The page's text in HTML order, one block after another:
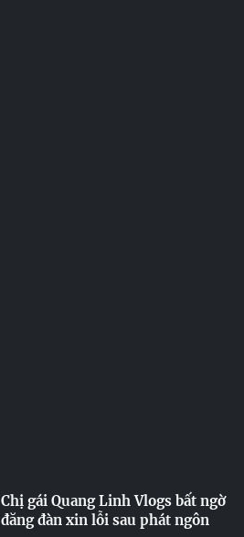
Chị gái Quang Linh Vlogs bất ngờ
đăng đàn xin lỗi sau phát ngôn